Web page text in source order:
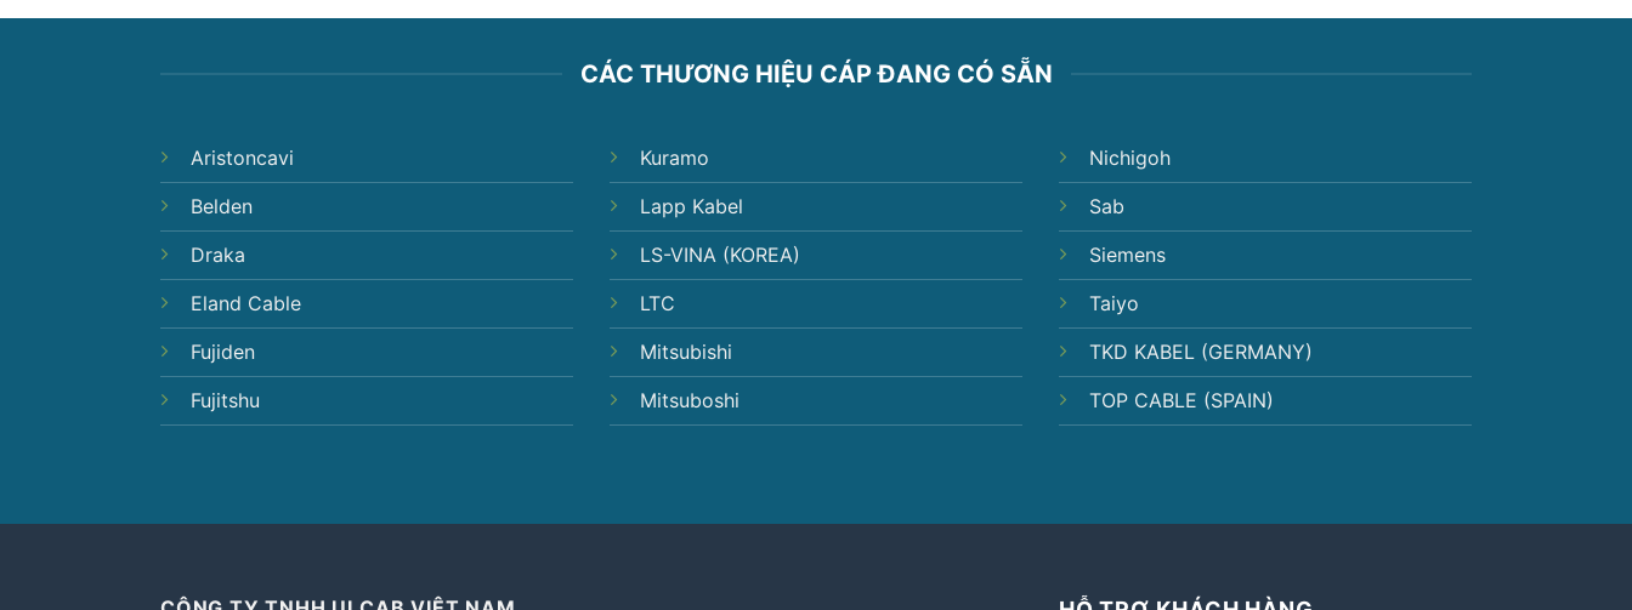
CÁC THƯƠNG HIỆU CÁP ĐANG CÓ SẴN
Aristoncavi
Belden
Draka
Eland Cable
Fujiden
Fujitshu
Kuramo
Lapp Kabel
LS-VINA (KOREA)
LTC
Mitsubishi
Mitsuboshi
Nichigoh
Sab
Siemens
Taiyo
TKD KABEL (GERMANY)
TOP CABLE (SPAIN)